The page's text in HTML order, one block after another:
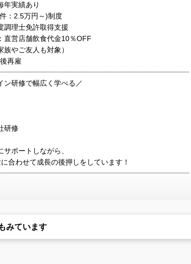
実績あり
：2.5万円～)制度
調理士免許取得支援
直営店舗飲食代金10％OFF
族やご友人も対象）
再雇
ン研修で幅広く学べる／
研修
サポートしながら、
合わせて成長の後押しをしています！
みています